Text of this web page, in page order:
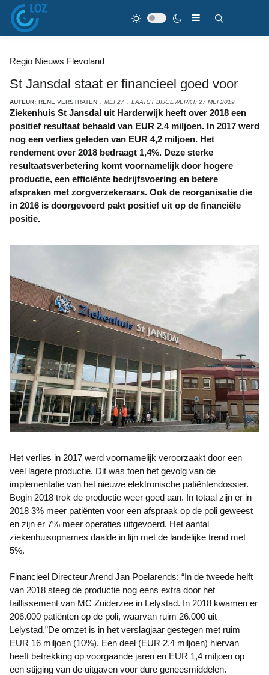
Regio Nieuws Flevoland
St Jansdal staat er financieel goed voor
AUTEUR: RENE VERSTRATEN MEI 27 LAATST BIJGEWERKT: 27 MEI 2019
Ziekenhuis St Jansdal uit Harderwijk heeft over 2018 een
positief resultaat behaald van EUR 2,4 miljoen. In 2017 werd
nog een verlies geleden van EUR 4,2 miljoen. Het
rendement over 2018 bedraagt 1,4%. Deze sterke
resultaatsverbetering komt voornamelijk door hogere
productie, een efficiënte bedrijfsvoering en betere
afspraken met zorgverzekeraars. Ook de reorganisatie die
in 2016 is doorgevoerd pakt positief uit op de financiële
positie.
Het verlies in 2017 werd voornamelijk veroorzaakt door een
veel lagere productie. Dit was toen het gevolg van de
implementatie van het nieuwe elektronische patiëntendossier.
Begin 2018 trok de productie weer goed aan. In totaal zijn er in
2018 3% meer patiënten voor een afspraak op de poli geweest
en zijn er 7% meer operaties uitgevoerd. Het aantal
ziekenhuisopnames daalde in lijn met de landelijke trend met
5%.
Financieel Directeur Arend Jan Poelarends: “In de tweede helft
van 2018 steeg de productie nog eens extra door het
faillissement van MC Zuiderzee in Lelystad. In 2018 kwamen er
206.000 patiënten op de poli, waarvan ruim 26.000 uit
Lelystad.”De omzet is in het verslagjaar gestegen met ruim
EUR 16 miljoen (10%). Een deel (EUR 2,4 miljoen) hiervan
heeft betrekking op voorgaande jaren en EUR 1,4 miljoen op
een stijging van de uitgaven voor dure geneesmiddelen.